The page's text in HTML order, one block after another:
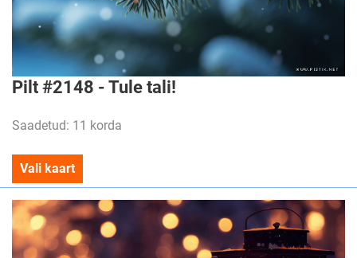
Pilt #2148 - Tule tali!
Saadetud: 11 korda
Vali kaart